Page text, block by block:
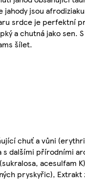
jsou
srdce je perfektní
a chutná jako
šílet.
chuť a vůni
dalšími přírodními
acesulfam
pryskyřic), Extrakt